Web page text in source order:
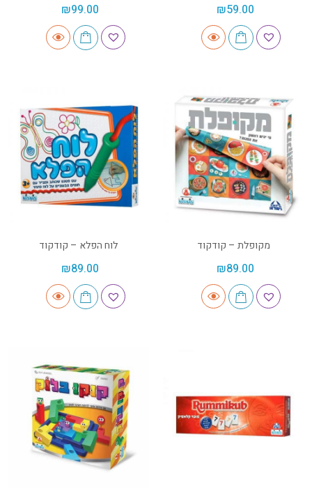
₪59.00
₪99.00
מקופלת – קודקוד
₪89.00
לוח הפלא – קודקוד
₪89.00